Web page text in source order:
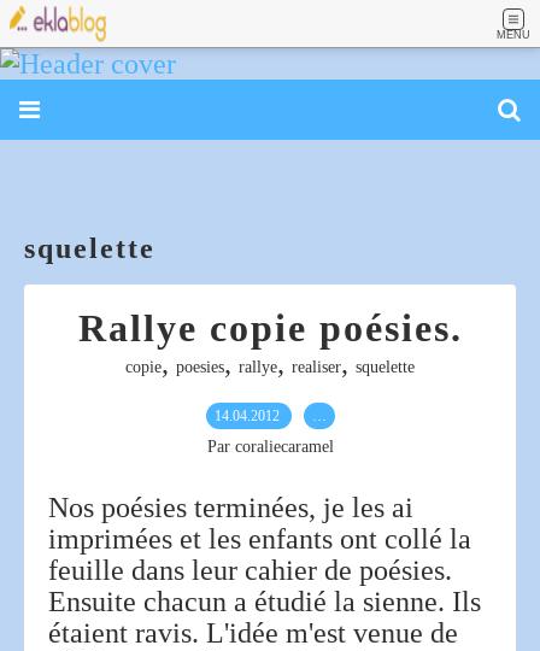
MENU
squelette
Rallye copie poésies.
copie, poesies, rallye, realiser, squelette
14.04.2012 …
Par coraliecaramel
Nos poésies terminées, je les ai
imprimées et les enfants ont collé la
feuille dans leur cahier de poésies.
Ensuite chacun a étudié la sienne. Ils
étaient ravis. L'idée m'est venue de